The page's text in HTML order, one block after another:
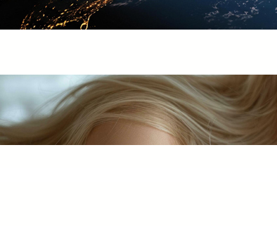
18/05/2026
Existe Sono no Plano Espiritual?
18/05/2026